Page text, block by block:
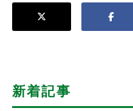
新着記事